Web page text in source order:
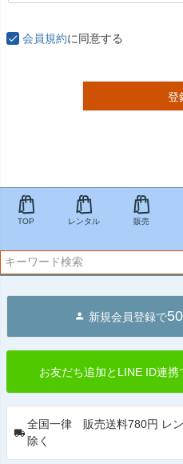
)
会員規約に同意する
登
TOP レンタル 販売
新規会員登録で50
お友だち追加とLINE ID連携
全国一律 販売送料780円 レ
除く